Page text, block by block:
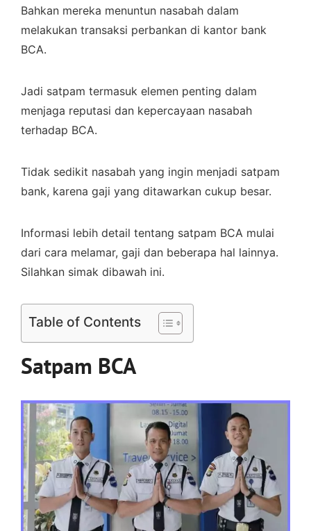
Bahkan mereka menuntun nasabah dalam
melakukan transaksi perbankan di kantor bank
BCA.
Jadi satpam termasuk elemen penting dalam
menjaga reputasi dan kepercayaan nasabah
terhadap BCA.
Tidak sedikit nasabah yang ingin menjadi satpam
bank, karena gaji yang ditawarkan cukup besar.
Informasi lebih detail tentang satpam BCA mulai
dari cara melamar, gaji dan beberapa hal lainnya.
Silahkan simak dibawah ini.
Table of Contents
Satpam BCA